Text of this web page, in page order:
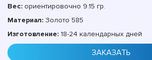
Вес: ориентировочно 9.15 гр.
Материал: Золото 585
Изготовление: 18-24 календарных дней
ЗАКАЗАТЬ